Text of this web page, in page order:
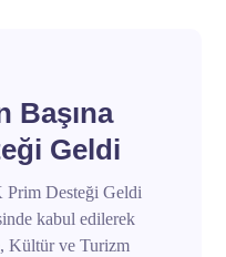
Başına
Geldi
Prim Desteği Geldi
kabul edilerek
Kültür ve Turizm